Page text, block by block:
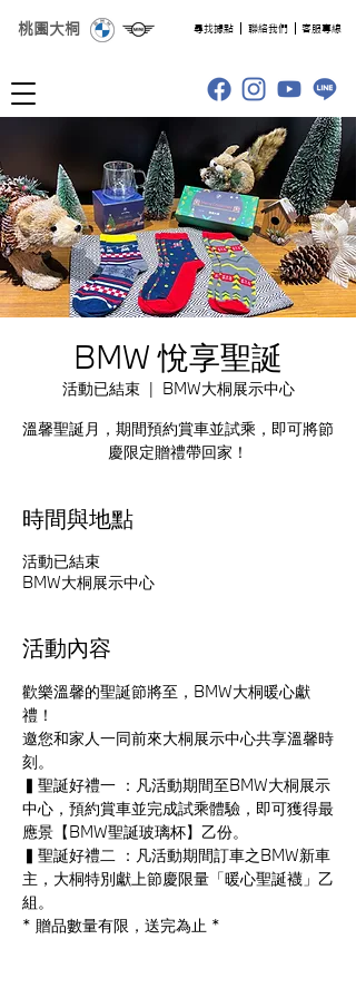
桃園大桐 ​尋找據點 聯絡我們 客服專線
BMW 悅享聖誕
活動已結束 BMW大桐展示中心
溫馨聖誕月，期間預約賞車並試乘，即可將節
慶限定贈禮帶回家！
時間與地點
活動已結束
BMW大桐展示中心
活動內容
歡樂溫馨的聖誕節將至，BMW大桐暖心獻
禮！
邀您和家人一同前來大桐展示中心共享溫馨時
刻。
▍聖誕好禮一 ：凡活動期間至BMW大桐展示
中心，預約賞車並完成試乘體驗，即可獲得最
應景【BMW聖誕玻璃杯】乙份。
▍聖誕好禮二 ：凡活動期間訂車之BMW新車
主，大桐特別獻上節慶限量「暖心聖誕襪」乙
組。
* 贈品數量有限，送完為止 *